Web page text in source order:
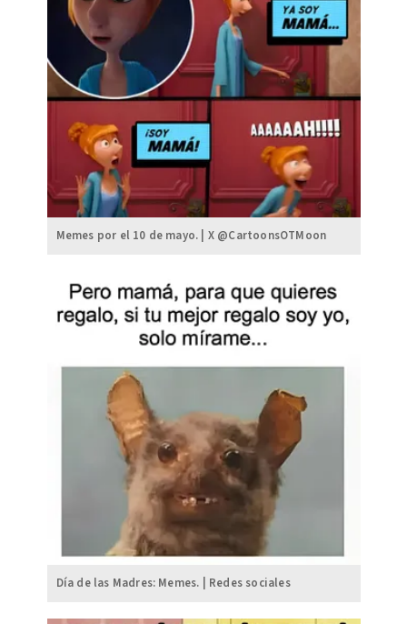
Memes por el 10 de mayo. | X @CartoonsOTMoon
Día de las Madres: Memes. | Redes sociales